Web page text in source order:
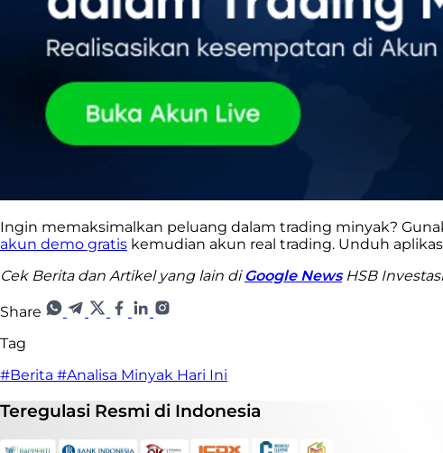
Ingin memaksimalkan peluang dalam trading minyak?
akun demo gratis kemudian akun real trading. Unduh
Cek Berita dan Artikel yang lain di Google NewsHSB
Share
Tag
#Berita #Analisa Minyak Hari Ini
Teregulasi Resmi di Indonesia